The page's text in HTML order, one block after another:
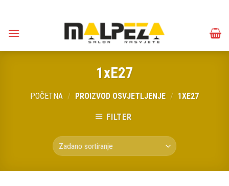
content
1xE27
POČETNA / PROIZVOD OSVJETLJENJE / 1XE27
FILTER